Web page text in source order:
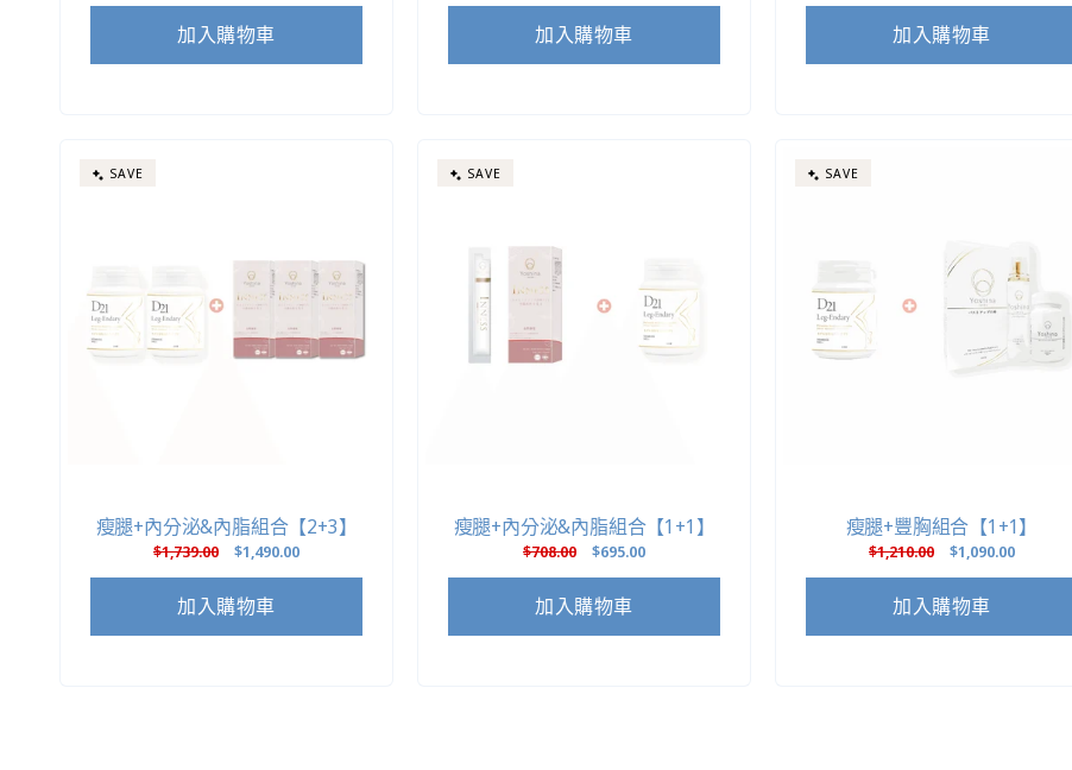
加入購物車 加入購物車 加入購物車
SAVE
瘦腿+內分泌&內脂組合【2+3】
定
$1,739.00 售
$1,490.00
加入購物車
SAVE
瘦腿+內分泌&內脂組合【1+1】
定
$708.00 售
$695.00
加入購物車
SAVE
瘦腿+豐胸組合【1+1】
定
$1,210.00 售
$1,090.00
加入購物車